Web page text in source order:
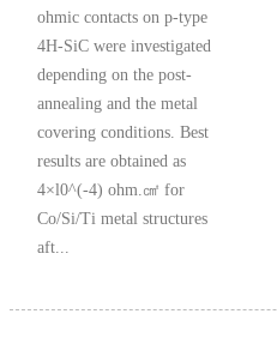
ohmic contacts on p-type
4H-SiC were investigated
depending on the post-
annealing and the metal
covering conditions. Best
results are obtained as
4×l0^(-4) ohm.㎠ for
Co/Si/Ti metal structures
aft...